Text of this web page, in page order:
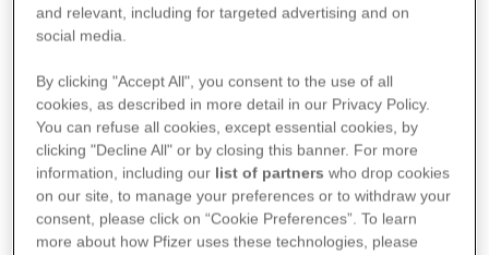
Kiipeilykohteita Euroopassa
Paklenica kanjoni, Kroatia
Hohe Tauernin kansallispuisto, Itävalta
Saxonin kansallispuisto, Saksa ja Tšekki
Kamnitniki, Slovenia
and relevant, including for targeted advertising and on
social media.
By clicking "Accept All", you consent to the use of all
cookies, as described in more detail in our Privacy Policy.
You can refuse all cookies, except essential cookies, by
clicking "Decline All" or by closing this banner. For more
information, including our list of partners who drop cookies
on our site, to manage your preferences or to withdraw your
consent, please click on “Cookie Preferences”. To learn
more about how Pfizer uses these technologies, please